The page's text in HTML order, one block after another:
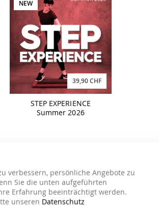
verbessern, persönliche Angebote zu
Sie die unten aufgeführten
Erfahrung beeinträchtigt werden.
unseren Datenschutz
NEW
39,90 CHF
STEP EXPERIENCE
Summer 2026